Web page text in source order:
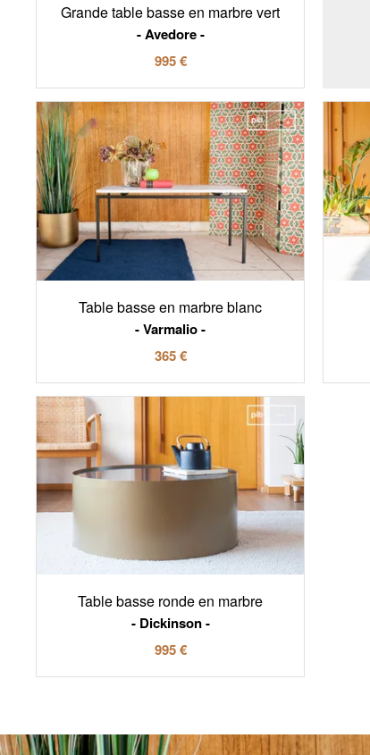
Grande table basse en marbre vert
Avedore
995 €
Table basse en marbre blanc
Varmalio
365 €
Table basse ronde en marbre
Dickinson
995 €